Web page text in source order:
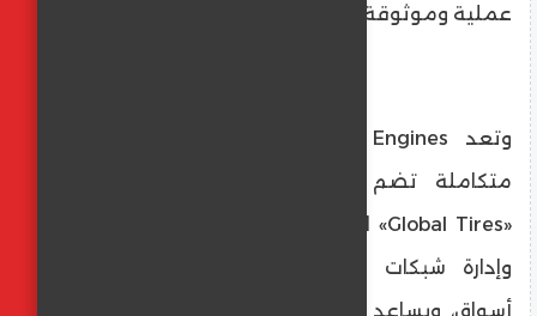
عملية وموثوقة.
متكاملة تضم شركات شقيقة فنيًا، أبرزها
«Global Tires» المتخصصة في توريد الإطارات
وإدارة شبكات الصيانة والخدمات في عدة
أسواق، ويساعد هذا التكامل على توفير دعم